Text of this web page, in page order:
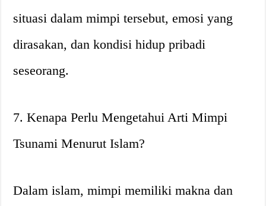
situasi dalam mimpi tersebut, emosi yang
dirasakan, dan kondisi hidup pribadi
seseorang.
7. Kenapa Perlu Mengetahui Arti Mimpi
Tsunami Menurut Islam?
Dalam islam, mimpi memiliki makna dan